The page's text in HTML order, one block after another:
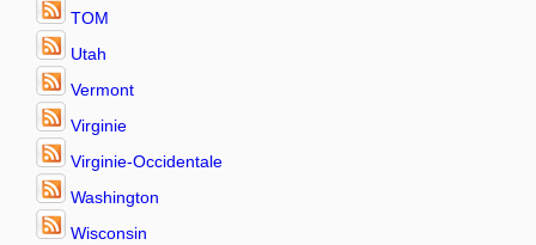
TOM
Utah
Vermont
Virginie
Virginie-Occidentale
Washington
Wisconsin